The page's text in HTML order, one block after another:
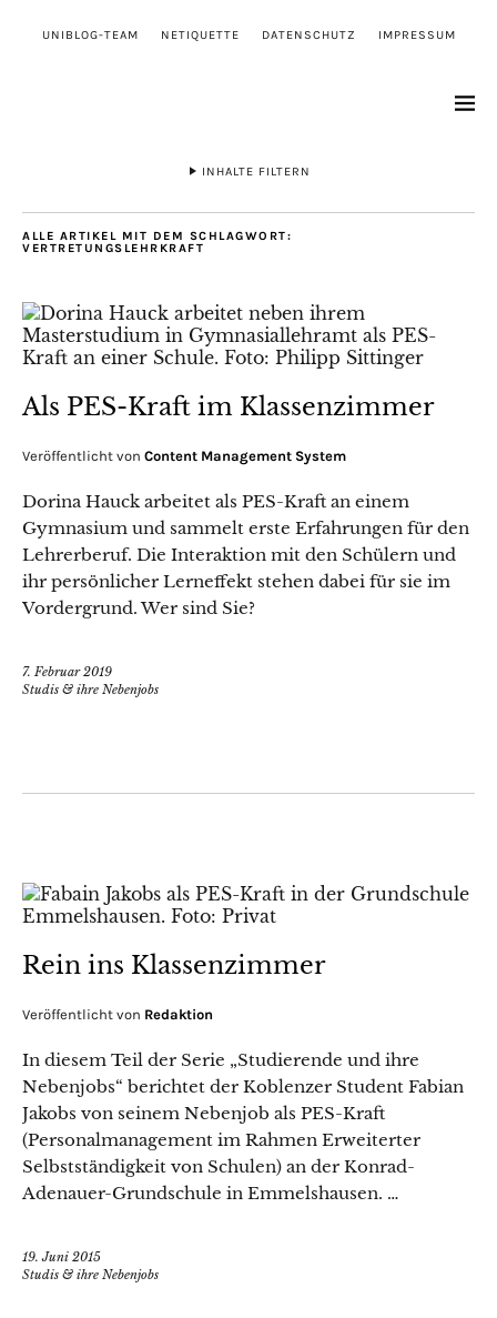
UNIBLOG-TEAM NETIQUETTE DATENSCHUTZ IMPRESSUM
INHALTE FILTERN
ALLE ARTIKEL MIT DEM SCHLAGWORT:
VERTRETUNGSLEHRKRAFT
Als PES-Kraft im Klassenzimmer
Veröffentlicht von Content Management System
Dorina Hauck arbeitet als PES-Kraft an einem
Gymnasium und sammelt erste Erfahrungen für den
Lehrerberuf. Die Interaktion mit den Schülern und
ihr persönlicher Lerneffekt stehen dabei für sie im
Vordergrund. Wer sind Sie?
7. Februar 2019
Studis & ihre Nebenjobs
Rein ins Klassenzimmer
Veröffentlicht von Redaktion
In diesem Teil der Serie „Studierende und ihre
Nebenjobs“ berichtet der Koblenzer Student Fabian
Jakobs von seinem Nebenjob als PES-Kraft
(Personalmanagement im Rahmen Erweiterter
Selbstständigkeit von Schulen) an der Konrad-
Adenauer-Grundschule in Emmelshausen. …
19. Juni 2015
Studis & ihre Nebenjobs